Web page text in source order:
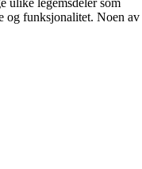
og funksjonalitet. Noen av